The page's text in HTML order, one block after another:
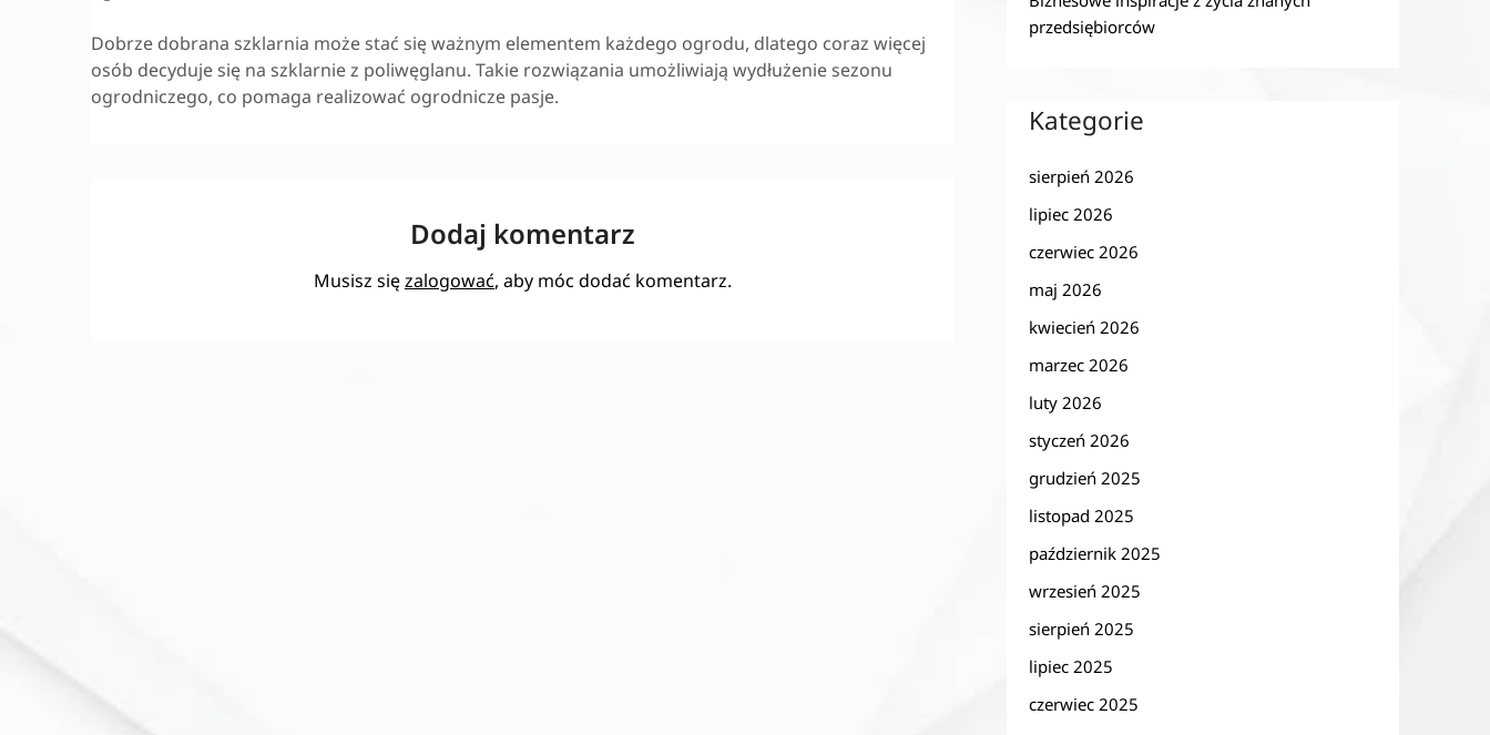
Dobrze dobrana szklarnia może stać się ważnym elementem każdego ogrodu, dlatego coraz więcej
osób decyduje się na szklarnie z poliwęglanu. Takie rozwiązania umożliwiają wydłużenie sezonu
ogrodniczego, co pomaga realizować ogrodnicze pasje.
Dodaj komentarz
Musisz sięzalogować, aby móc dodać komentarz.
przedsiębiorców
Kategorie
sierpień 2026
lipiec 2026
czerwiec 2026
maj 2026
kwiecień 2026
marzec 2026
luty 2026
styczeń 2026
grudzień 2025
listopad 2025
październik 2025
wrzesień 2025
sierpień 2025
lipiec 2025
czerwiec 2025